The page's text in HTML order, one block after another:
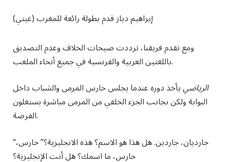
إبراهيم دياز قدم بطولة رائعة للمغرب (غيتي)
ومع تقدم فريقنا، ترددت صيحات الخلاف وعدم التصديق
باللغتين العربية والفرنسية في جميع أنحاء الملعب.
الرياضييأخذ دوره عندما يجلس حارس المرمى والشباب داخل
البوابة ولكن بجانب الجزء الخلفي من المرمى مباشرة يستغلون
الفرصة.
“
جارديان، جاردين. هل هذا هو الاسم؟ هذه الانجليزية؟” حارس،
حارس، ما اسمك؟ هل أنت الإنجليزية؟